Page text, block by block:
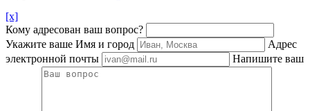
[x]
Кому адресован ваш вопрос?
Укажите ваше Имя и город
Адрес
электронной почты
Напишите ваш